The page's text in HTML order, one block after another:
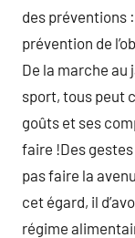
des préventions
prévention de
De la marche au
sport, tous peut
goûts et ses
faire !Des
pas faire la
cet égard, il
régime